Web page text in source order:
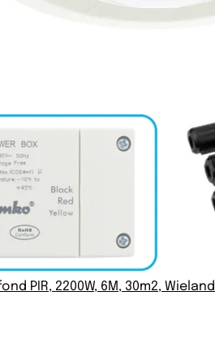
PIR, 2200W, 6M, 30m2, Wieland